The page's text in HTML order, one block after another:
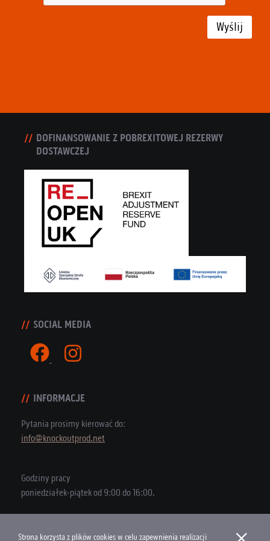
Wyślij
DOFINANSOWANIE Z POBREXITOWEJ REZERWY
DOSTAWCZEJ
SOCIAL MEDIA
INFORMACJE
Pytania prosimy kierować do:
info@knockoutprod.net
Godziny pracy
poniedziałek-piątek od 9:00 do 16:00.
Strona korzysta z plików cookies w celu zapewnienia realizacji